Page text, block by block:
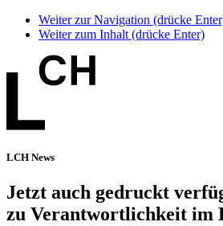
Weiter zur Navigation (drücke
Weiter zum Inhalt (drücke Enter)
LCH News
Jetzt auch gedruckt
zu Verantwortlichkeit im